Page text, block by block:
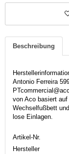
Beschreibung
Antonio Ferreira
von Aco basiert
Wechselfußbett
lose Einlagen.
Artikel-Nr.
Hersteller